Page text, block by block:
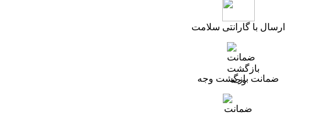
ارسال با گارانتی سلامت
ضمانت بازگشت وجه